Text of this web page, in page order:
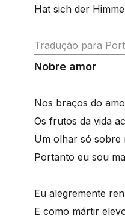
Hat sich der
Tradução para
Nobre amor
Nos braços do
Os frutos da vida
Um olhar só sobre
Portanto eu sou
Eu alegremente
E como mártir